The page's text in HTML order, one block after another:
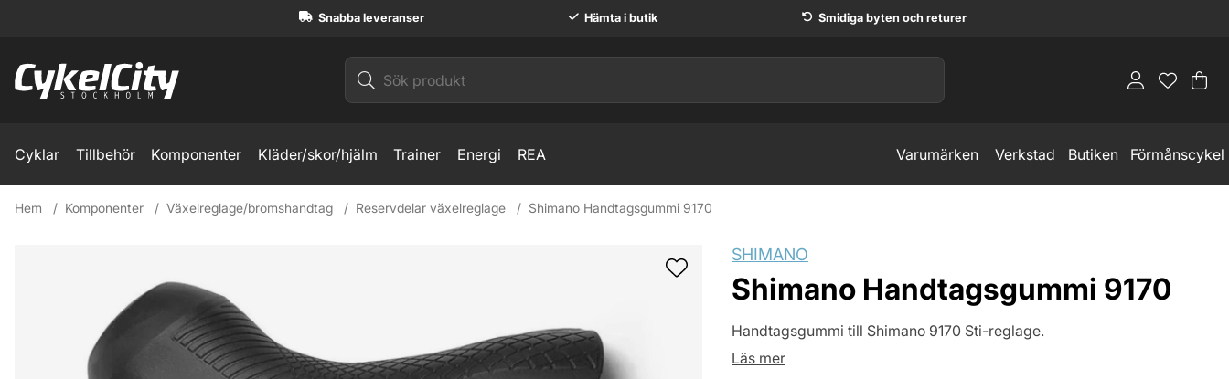
Snabba leveranser Hämta i butik Smidiga byten och returer
.
Cyklar Tillbehör Komponenter Kläder/skor/hjälm Trainer Energi REA Varumärken Verkstad Butiken Förmånscykel
Hem Komponenter Växelreglage/bromshandtag Reservdelar växelreglage Shimano Handtagsgummi 9170
SHIMANO
Shimano Handtagsgummi 9170
Handtagsgummi till Shimano 9170 Sti-reglage.
Läs mer